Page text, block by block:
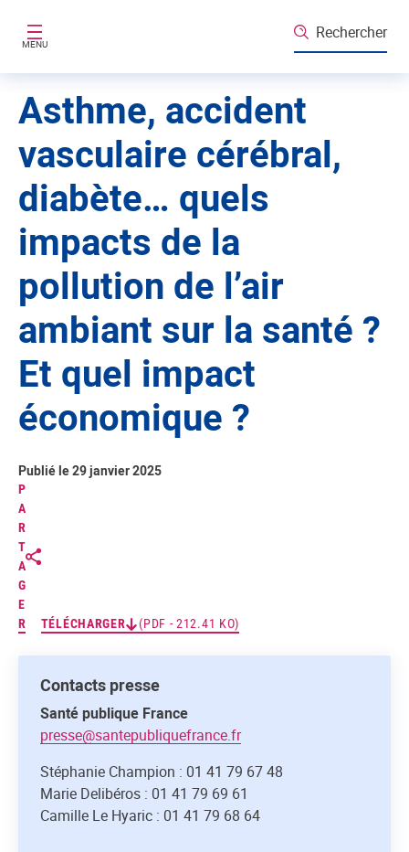
MENU
Rechercher
Asthme, accident
vasculaire cérébral,
diabète… quels
impacts de la
pollution de l’air
ambiant sur la santé ?
Et quel impact
économique ?
P
A
R
T
A
G
E
R
TÉLÉCHARGER (PDF - 212.41 KO)
Publié le 29 janvier 2025
Contacts presse
Santé publique France
presse@santepubliquefrance.fr
Stéphanie Champion : 01 41 79 67 48
Marie Delibéros : 01 41 79 69 61
Camille Le Hyaric : 01 41 79 68 64